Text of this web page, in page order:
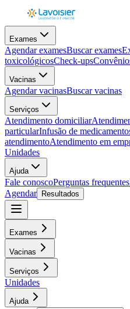
Exames
Agendar examesBuscar exames
toxicológicosCheck-ups
Vacinas
Agendar vacinasBuscar vacinas
Serviços
Atendimento domiciliar
particularInfusão de
atendimentoAtendimento em
Unidades
Ajuda
Fale conoscoPerguntas frequentes
Agendar
Resultados
Exames
Vacinas
Serviços
Unidades
Ajuda